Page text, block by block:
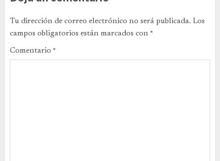
Tu dirección de correo electrónico no será publicada. Los
campos obligatorios están marcados con *
Comentario *